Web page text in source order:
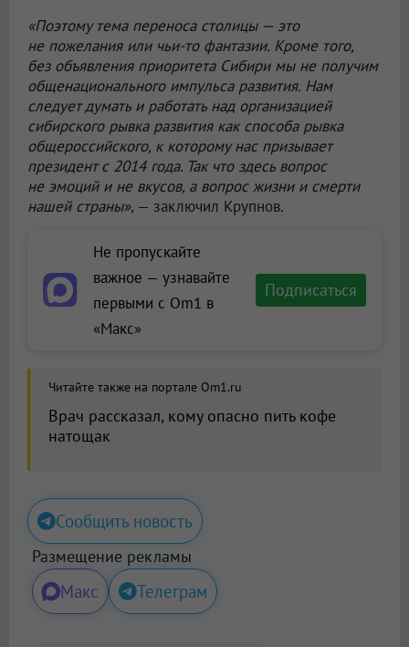
«Поэтому тема переноса столицы — это
не пожелания или чьи-то фантазии. Кроме того,
без объявления приоритета Сибири мы не получим
общенационального импульса развития. Нам
следует думать и работать над организацией
сибирского рывка развития как способа рывка
общероссийского, к которому нас призывает
президент с 2014 года. Так что здесь вопрос
не эмоций и не вкусов, а вопрос жизни и смерти
нашей страны», — заключил Крупнов.
Не пропускайте
важное — узнавайте
первыми с Om1 в
«Макс»
Подписаться
Читайте также на портале Om1.ru
Врач рассказал, кому опасно пить кофе
натощак
Сообщить новость
Размещение рекламы
Макс Телеграм